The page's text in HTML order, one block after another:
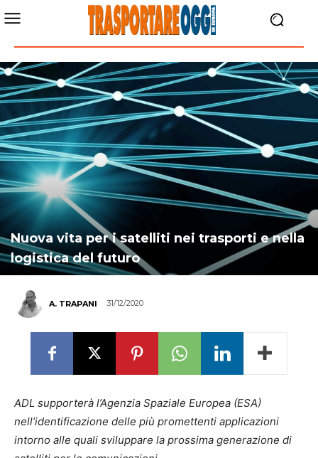
Nuova vita per i satelliti nei trasporti e nella
logistica del futuro
A. TRAPANI 31/12/2020
ADL supporterà l’Agenzia Spaziale Europea (ESA)
nell’identificazione delle più promettenti applicazioni
intorno alle quali sviluppare la prossima generazione di